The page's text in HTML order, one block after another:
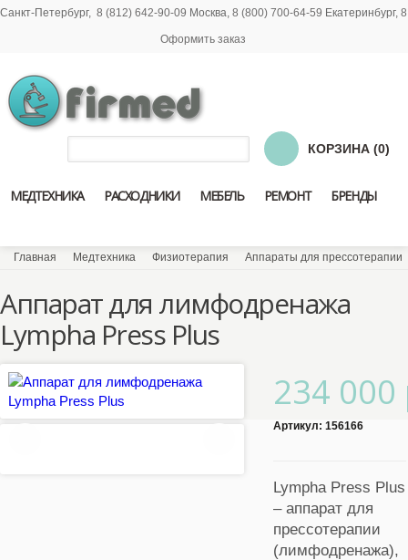
Санкт-Петербург, 8 (812) 642-90-09 Москва, 8 (800) 700-64-59 Екатеринбург,
Оформить заказ
МЕДТЕХНИКА РАСХОДНИКИ МЕБЕЛЬ РЕМОНТ БРЕНДЫ
КОРЗИНА (0)
Главная Медтехника Физиотерапия Аппараты для прессотерапии
Аппарат для лимфодренажа
Lympha Press Plus
234 000
Артикул: 156166
Lympha Press Plus
– аппарат для
прессотерапии
(лимфодренажа),